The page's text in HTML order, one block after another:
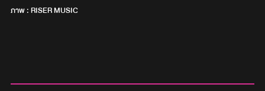
ภาพ : RISER MUSIC